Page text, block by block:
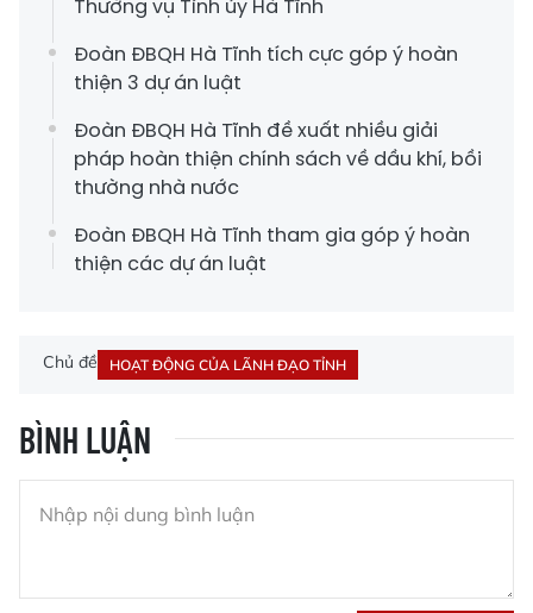
Thường vụ Tỉnh ủy Hà Tĩnh
Đoàn ĐBQH Hà Tĩnh tích cực góp ý hoàn
thiện 3 dự án luật
Đoàn ĐBQH Hà Tĩnh đề xuất nhiều giải
pháp hoàn thiện chính sách về dầu khí, bồi
thường nhà nước
Đoàn ĐBQH Hà Tĩnh tham gia góp ý hoàn
thiện các dự án luật
Chủ đề HOẠT ĐỘNG CỦA LÃNH ĐẠO TỈNH
BÌNH LUẬN